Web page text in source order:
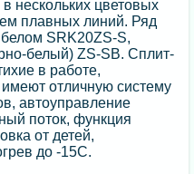
нескольких цветовых
плавных линий. Ряд
SRK20ZS-S,
белый) ZS-SB. Сплит-
в работе,
отличную систему
автоуправление
поток, функция
от детей,
до -15С.